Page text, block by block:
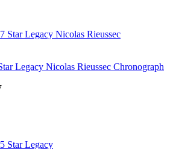
Legacy Nicolas Rieussec Chronograph